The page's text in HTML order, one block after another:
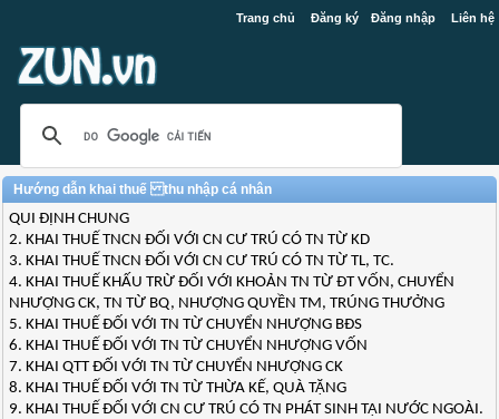
Trang chủ Đăng ký Đăng nhập Liên hệ
Hướng dẫn khai thuế thu nhập cá nhân
QUI ĐỊNH CHUNG
2. KHAI THUẾ TNCN ĐỐI VỚI CN CƯ TRÚ CÓ TN TỪ KD
3. KHAI THUẾ TNCN ĐỐI VỚI CN CƯ TRÚ CÓ TN TỪ TL, TC.
4. KHAI THUẾ KHẤU TRỪ ĐỐI VỚI KHOẢN TN TỪ ĐT VỐN, CHUYỂN
NHƯỢNG CK, TN TỪ BQ, NHƯỢNG QUYỀN TM, TRÚNG THƯỞNG
5. KHAI THUẾ ĐỐI VỚI TN TỪ CHUYỂN NHƯỢNG BĐS
6. KHAI THUẾ ĐỐI VỚI TN TỪ CHUYỂN NHƯỢNG VỐN
7. KHAI QTT ĐỐI VỚI TN TỪ CHUYỂN NHƯỢNG CK
8. KHAI THUẾ ĐỐI VỚI TN TỪ THỪA KẾ, QUÀ TẶNG
9. KHAI THUẾ ĐỐI VỚI CN CƯ TRÚ CÓ TN PHÁT SINH TẠI NƯỚC NGOÀI.